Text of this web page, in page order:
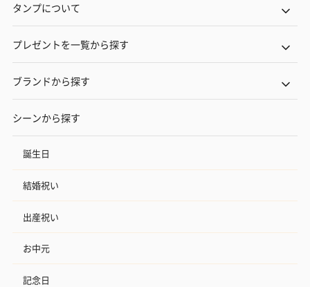
タンプについて
プレゼントを一覧から探す
ブランドから探す
シーンから探す
誕生日
結婚祝い
出産祝い
お中元
記念日